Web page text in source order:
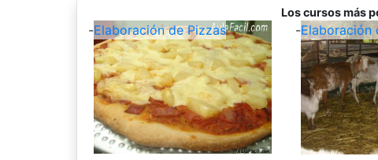
Los cursos más
-Elaboración de Pizzas -Elaboración